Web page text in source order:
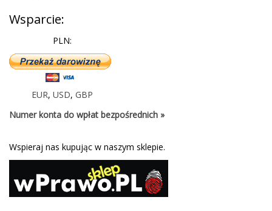
Wsparcie:
PLN:
EUR, USD, GBP
Numer konta do wpłat bezpośrednich »
Wspieraj nas kupując w naszym sklepie.